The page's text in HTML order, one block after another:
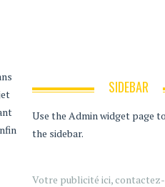
SIDEBAR
Use the Admin widget page
the sidebar.
Votre publicité ici,